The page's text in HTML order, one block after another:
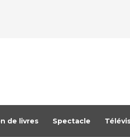
de livres Spectacle